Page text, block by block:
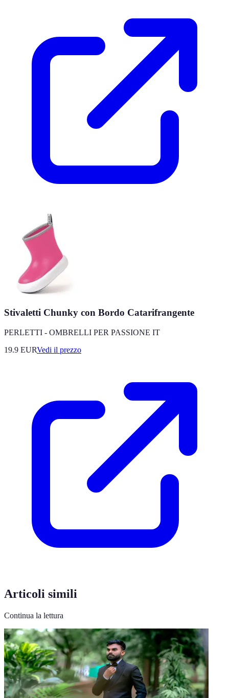
Stivaletti Chunky con Bordo Catarifrangente
PERLETTI - OMBRELLI PER PASSIONE IT
19.9 EURVedi il prezzo
Articoli simili
Continua la lettura